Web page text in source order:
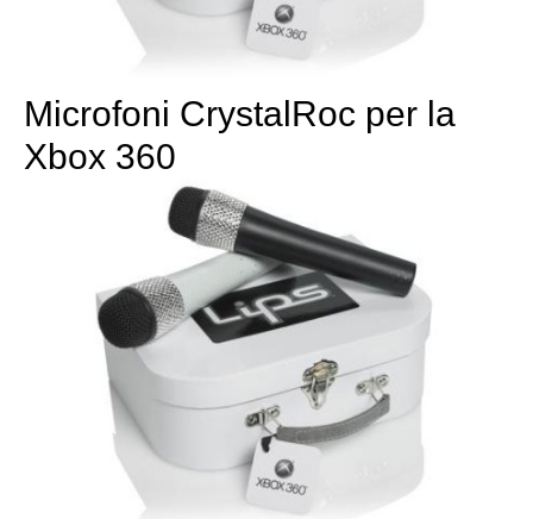
Microfoni CrystalRoc per la
Xbox 360